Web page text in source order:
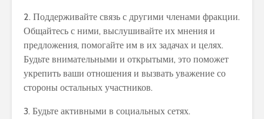
2. Поддерживайте связь с другими членами фракции.
Общайтесь с ними, выслушивайте их мнения и
предложения, помогайте им в их задачах и целях.
Будьте внимательными и открытыми, это поможет
укрепить ваши отношения и вызвать уважение со
стороны остальных участников.
3. Будьте активными в социальных сетях.